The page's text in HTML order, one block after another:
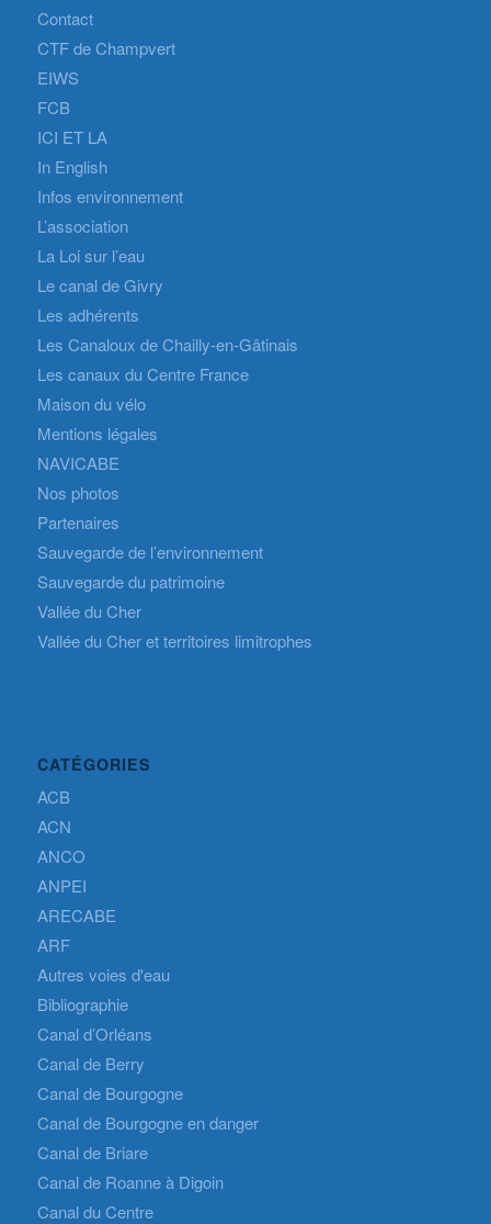
Contact
CTF de Champvert
EIWS
FCB
ICI ET LA
In English
Infos environnement
L’association
La Loi sur l’eau
Le canal de Givry
Les adhérents
Les Canaloux de Chailly-en-Gâtinais
Les canaux du Centre France
Maison du vélo
Mentions légales
NAVICABE
Nos photos
Partenaires
Sauvegarde de l’environnement
Sauvegarde du patrimoine
Vallée du Cher
Vallée du Cher et territoires limitrophes
CATÉGORIES
ACB
ACN
ANCO
ANPEI
ARECABE
ARF
Autres voies d'eau
Bibliographie
Canal d’Orléans
Canal de Berry
Canal de Bourgogne
Canal de Bourgogne en danger
Canal de Briare
Canal de Roanne à Digoin
Canal du Centre